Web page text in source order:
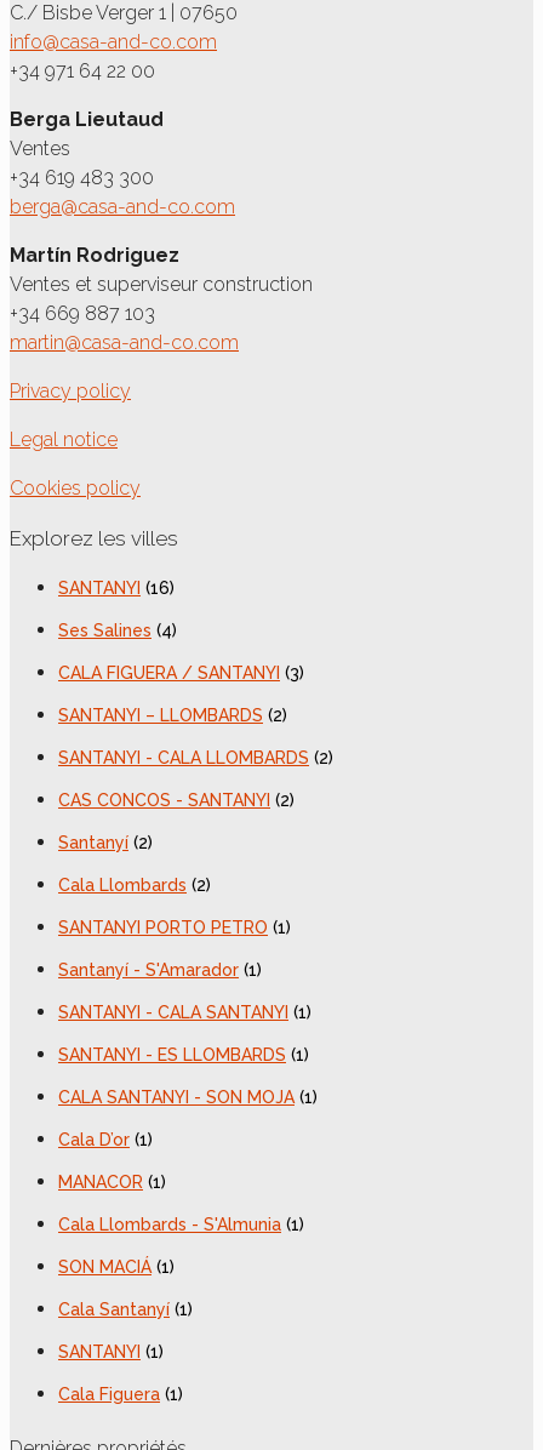
C./ Bisbe Verger 1 | 07650
info@casa-and-co.com
+34 971 64 22 00
Berga Lieutaud
Ventes
+34 619 483 300
berga@casa-and-co.com
Martín Rodriguez
Ventes et superviseur construction
+34 669 887 103
martin@casa-and-co.com
Privacy policy
Legal notice
Cookies policy
Explorez les villes
SANTANYI (16)
Ses Salines (4)
CALA FIGUERA / SANTANYI (3)
SANTANYI – LLOMBARDS (2)
SANTANYI - CALA LLOMBARDS (2)
CAS CONCOS - SANTANYI (2)
Santanyí (2)
Cala Llombards (2)
SANTANYI PORTO PETRO (1)
Santanyí - S'Amarador (1)
SANTANYI - CALA SANTANYI (1)
SANTANYI - ES LLOMBARDS (1)
CALA SANTANYI - SON MOJA (1)
Cala D’or (1)
MANACOR (1)
Cala Llombards - S'Almunia (1)
SON MACIÁ (1)
Cala Santanyí (1)
SANTANYI (1)
Cala Figuera (1)